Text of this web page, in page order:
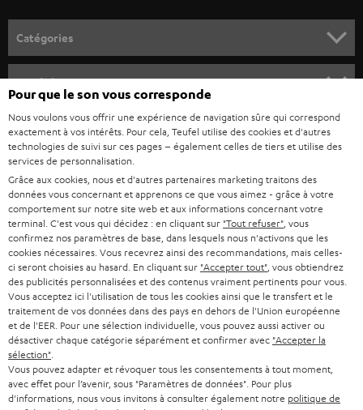
o
u
s
à
l
a
n
e
w
s
l
e
t
t
e
r
Catégories
BARRES DE SON
STEREO
SMART HOME
BLUETOOTH
CASQUES AUDIO
CASQUES BLUETOOTH AUDIO
SYSTEMES COMPLETS
ENCEINTES
Société
SUPPORT
CARRIÈRE
PRESSE
B2B
NEWSLETTER
MAGASINS
AVANTAGES D’ACHAT
L’HISTOIRE DE TEUFEL
Boutiques en ligne Teufel
ALLEMAGNE
AUTRICHE
SUISSE
PAYS-BAS
BELGIQUE
FRANCE
Pour que le son vous corresponde
Nous voulons vous offrir une expérience de navigation sûre qui correspond
exactement à vos intérêts. Pour cela, Teufel utilise des cookies et d'autres
technologies de suivi sur ces pages – également celles de tiers et utilise des
services de personnalisation.
Grâce aux cookies, nous et d'autres partenaires marketing traitons des
données vous concernant et apprenons ce que vous aimez - grâce à votre
comportement sur notre site web et aux informations concernant votre
terminal. C'est vous qui décidez : en cliquant sur "Tout refuser" , vous
confirmez nos paramètres de base, dans lesquels nous n'activons que les
cookies nécessaires. Vous recevrez ainsi des recommandations, mais celles-
ci seront choisies au hasard. En cliquant sur "Accepter tout" , vous obtiendrez
des publicités personnalisées et des contenus vraiment pertinents pour vous.
Vous acceptez ici l'utilisation de tous les cookies ainsi que le transfert et le
traitement de vos données dans des pays en dehors de l'Union européenne
et de l'EER. Pour une sélection individuelle, vous pouvez aussi activer ou
désactiver chaque catégorie séparément et confirmer avec "Accepter la
sélection"
Vous pouvez adapter et révoquer tous les consentements à tout moment,
avec effet pour l’avenir, sous "Paramètres de données". Pour plus
d'informations, nous vous invitons à consulter également notre politique de